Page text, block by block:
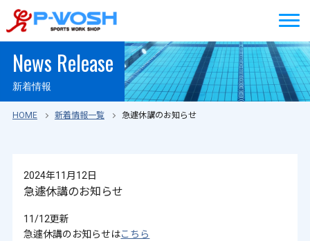
News Release
新着情報
HOME 新着情報一覧 急遽休講のお知らせ
2024年11月12日
急遽休講のお知らせ
11/12更新
急遽休講のお知らせはこちら